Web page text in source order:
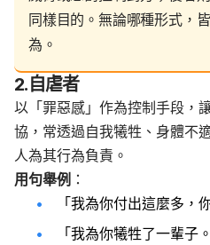
同樣目的。無論哪種形式，
為。
2.自虐者
以「罪惡感」作為控制手段，
協，常透過自我犧牲、身體不
人為其行為負責。
用句舉例 ：
「我為你付出這麼多，
「我為你犧牲了一輩子。